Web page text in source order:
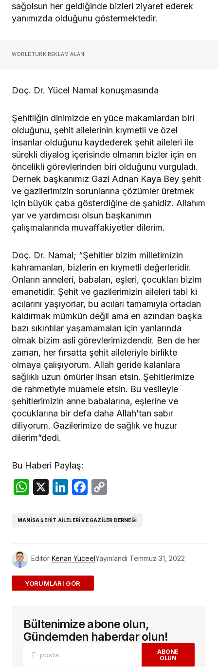
sağolsun her geldiğinde bizleri ziyaret ederek
yanımızda olduğunu göstermektedir.
WORLDTURK REKLAM ALANI
Doç. Dr. Yücel Namal konuşmasında
Şehitliğin dinimizde en yüce makamlardan biri
olduğunu, şehit ailelerinin kıymetli ve özel
insanlar olduğunu kaydederek şehit aileleri ile
sürekli diyalog içerisinde olmanın bizler için en
öncelikli görevlerinden biri olduğunu vurguladı.
Dernek başkanımız Gazi Adnan Kaya Bey şehit
ve gazilerimizin sorunlarına çözümler üretmek
için büyük çaba gösterdiğine de şahidiz. Allahım
yar ve yardımcısı olsun başkanımın
çalışmalarında muvaffakiyetler dilerim.
Doç. Dr. Namal; “Şehitler bizim milletimizin
kahramanları, bizlerin en kıymetli değerleridir.
Onların anneleri, babaları, eşleri, çocukları bizim
emanetidir. Şehit ve gazilerimizin aileleri tabi ki
acılarını yaşıyorlar, bu acıları tamamıyla ortadan
kaldırmak mümkün değil ama en azından başka
bazı sıkıntılar yaşamamaları için yanlarında
olmak bizim asli görevlerimizdendir. Ben de her
zaman, her fırsatta şehit aileleriyle birlikte
olmaya çalışıyorum. Allah geride kalanlara
sağlıklı uzun ömürler ihsan etsin. Şehitlerimize
de rahmetiyle muamele etsin. Bu vesileyle
şehitlerimizin anne babalarına, eşlerine ve
çocuklarına bir defa daha Allah’tan sabır
diliyorum. Gazilerimize de sağlık ve huzur
dilerim”dedi.
Bu Haberi Paylaş:
WhatsApp
X LinkedIn
Facebook
MANISA ŞEHIT AILELERI VE GAZILER DERNEĞI
Editör Kenan YüceelYayınlandı Temmuz 31, 2022
ADD A COMMENT
E-posta adresiniz yayınlanmayacak.
alanlar*ile işaretlenmişlerdir
Yorum
Bültenimize abone olun,
Gündemden haberdar olun!
ABONE
OLUN